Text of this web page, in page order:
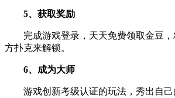
5、获取奖励
完成游戏登录，天天免费领取金豆，
方扑克来解锁。
6、成为大师
游戏创新考级认证的玩法，秀出自己